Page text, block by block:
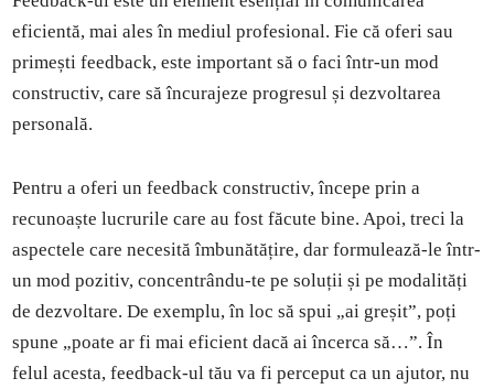
eficientă, mai ales în mediul profesional. Fie că oferi sau
primești feedback, este important să o faci într-un mod
constructiv, care să încurajeze progresul și dezvoltarea
personală.
Pentru a oferi un feedback constructiv, începe prin a
recunoaște lucrurile care au fost făcute bine. Apoi, treci la
aspectele care necesită îmbunătățire, dar formulează-le într-
un mod pozitiv, concentrându-te pe soluții și pe modalități
de dezvoltare. De exemplu, în loc să spui „ai greșit”, poți
spune „poate ar fi mai eficient dacă ai încerca să…”. În
felul acesta, feedback-ul tău va fi perceput ca un ajutor, nu